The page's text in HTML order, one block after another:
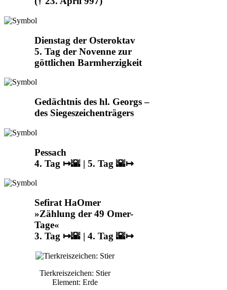
Dienstag der Osteroktav
5. Tag der Novenne zur
göttlichen Barmherzigkeit
Gedächtnis des hl. Georgs –
des Siegeszeichenträgers
Pessach
4. Tag ↦🌇 | 5. Tag 🌇↦
Sefirat HaOmer
»Zählung der 49 Omer-
Tage«
3. Tag ↦🌇 | 4. Tag 🌇↦
Tierkreiszeichen: Stier
Element: Erde